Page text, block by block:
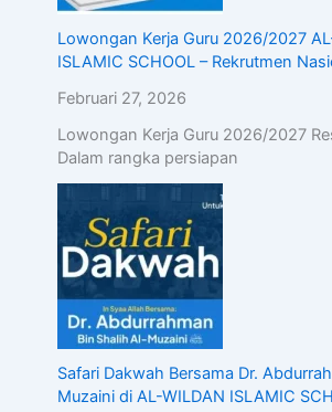
Lowongan Kerja Guru 2026/2027
ISLAMIC SCHOOL – Rekrutmen
Februari 27, 2026
Lowongan Kerja Guru 2026/2027
Dalam rangka persiapan
Safari Dakwah Bersama Dr.
Muzaini di AL-WILDAN ISLAMIC